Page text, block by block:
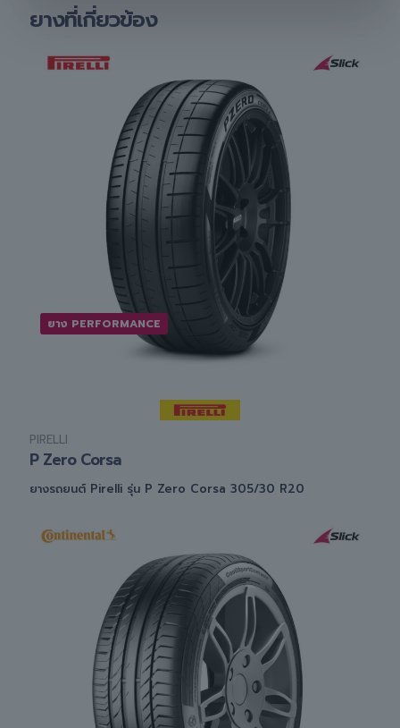
ยางที่เกี่ยวข้อง
ยาง PERFORMANCE
PIRELLI
P Zero Corsa
ยางรถยนต์ Pirelli รุ่น P Zero Corsa 305/30 R20